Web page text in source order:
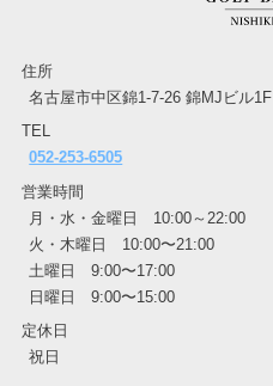
住所
名古屋市中区錦1-7-26 錦MJビル1F
TEL
052-253-6505
営業時間
月・水・金曜日 10:00～22:00
火・木曜日 10:00〜21:00
土曜日 9:00〜17:00
日曜日 9:00〜15:00
定休日
祝日